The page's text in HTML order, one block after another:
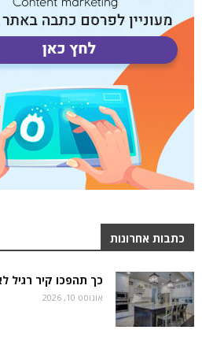
כתבות אחרונות
כך תהפכו קיר רגיל
אוגוסט 10, 2026